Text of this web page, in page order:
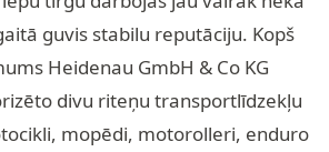
guvis stabilu reputāciju. Kopš
Heidenau GmbH & Co KG
divu riteņu transportlīdzekļu
mopēdi, motorolleri, enduro